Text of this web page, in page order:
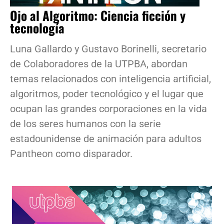
Ojo al Algoritmo: Ciencia ficción y
tecnología
Luna Gallardo y Gustavo Borinelli, secretario
de Colaboradores de la UTPBA, abordan
temas relacionados con inteligencia artificial,
algoritmos, poder tecnológico y el lugar que
ocupan las grandes corporaciones en la vida
de los seres humanos con la serie
estadounidense de animación para adultos
Pantheon como disparador.